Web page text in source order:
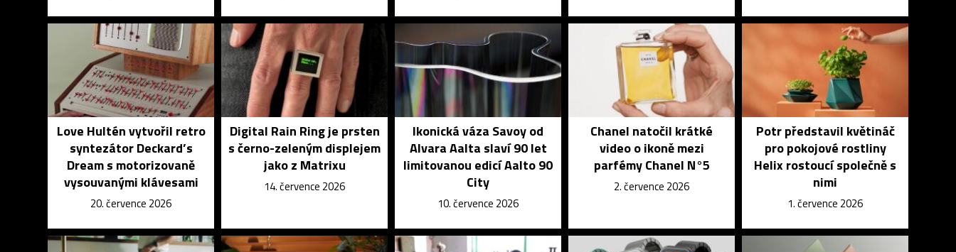
Love Hultén vytvořil retro
syntezátor Deckard’s
Dream s motorizovaně
vysouvanými klávesami
20. července 2026
Digital Rain Ring je prsten
s černo-zeleným displejem
jako z Matrixu
14. července 2026
Ikonická váza Savoy od
Alvara Aalta slaví 90 let
limitovanou edicí Aalto 90
City
10. července 2026
Chanel natočil krátké
video o ikoně mezi
parfémy Chanel N°5
2. července 2026
Potr představil květináč
pro pokojové rostliny
Helix rostoucí společně s
nimi
1. července 2026